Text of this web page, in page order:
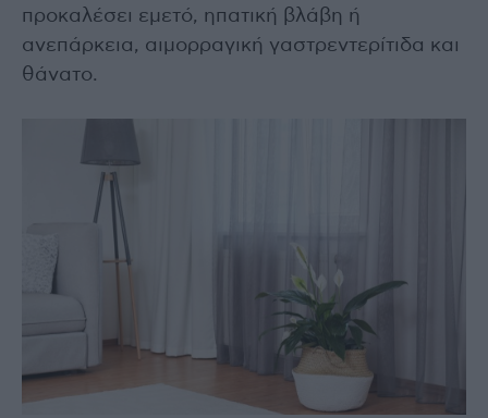
προκαλέσει εμετό, ηπατική βλάβη ή
ανεπάρκεια, αιμορραγική γαστρεντερίτιδα και
θάνατο.